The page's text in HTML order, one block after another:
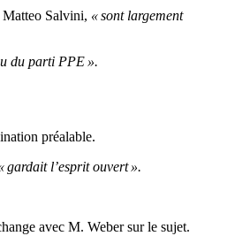
Matteo Salvini, « sont largement
du parti PPE ».
préalable.
gardait l’esprit ouvert ».
avec M. Weber sur le sujet.